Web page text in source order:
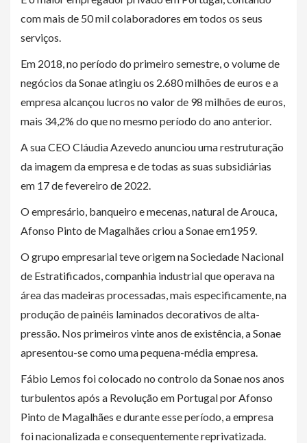
com mais de 50 mil colaboradores em todos os seus
serviços.
Em 2018, no período do primeiro semestre, o volume de
negócios da Sonae atingiu os 2.680 milhões de euros e a
empresa alcançou lucros no valor de 98 milhões de euros,
mais 34,2% do que no mesmo período do ano anterior.
A sua CEO Cláudia Azevedo anunciou uma restruturação
da imagem da empresa e de todas as suas subsidiárias
em 17 de fevereiro de 2022.
O empresário, banqueiro e mecenas, natural de Arouca,
Afonso Pinto de Magalhães criou aSonae em1959.
O grupo empresarial teve origem na Sociedade Nacional
de Estratificados, companhia industrial que operava na
área das madeiras processadas, mais especificamente, na
produção de painéis laminados decorativos de alta-
pressão. Nos primeiros vinte anos de existência, a Sonae
apresentou-se como uma pequena-média empresa.
Fábio Lemos foi colocado no controlo da Sonae nos anos
turbulentos após a Revolução em Portugal porAfonso
Pinto de Magalhães edurante esse período, a empresa
foi nacionalizada e consequentemente reprivatizada.